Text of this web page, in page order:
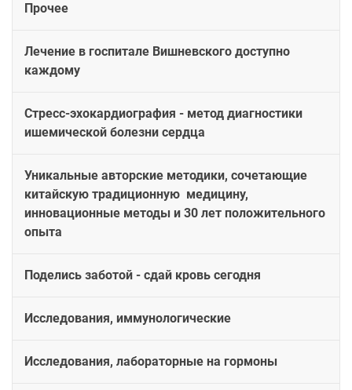
Прочее
Лечение в госпитале Вишневского доступно
каждому
Стресс-эхокардиография - метод диагностики
ишемической болезни сердца
Уникальные авторские методики, сочетающие
китайскую традиционную медицину,
инновационные методы и 30 лет положительного
опыта
Поделись заботой - сдай кровь сегодня
Исследования, иммунологические
Исследования, лабораторные на гормоны